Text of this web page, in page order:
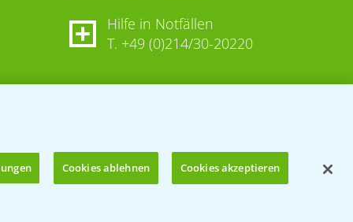
Hilfe in Notfällen
T. +49 (0)214/30-20220
Cookies ablehnen Cookies akzeptieren